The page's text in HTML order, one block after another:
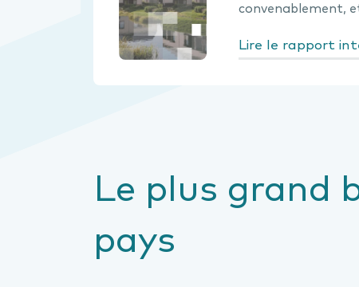
convenablement,
Lire le rapport
Le plus grand
pays